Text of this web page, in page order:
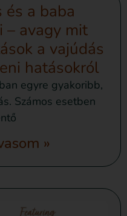
a baba
– avagy mit
a vajúdás
hatásokról
egyre gyakoribb,
Számos esetben
»